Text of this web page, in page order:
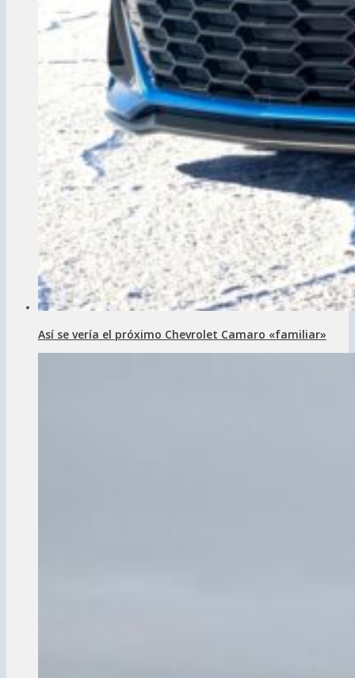
Así se vería el próximo Chevrolet Camaro «familiar»